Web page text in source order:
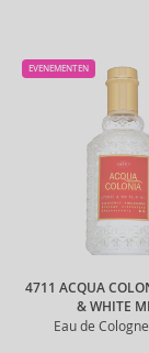
4711 ACQUA
& WHITE
Eau de
EVENEMENTEN